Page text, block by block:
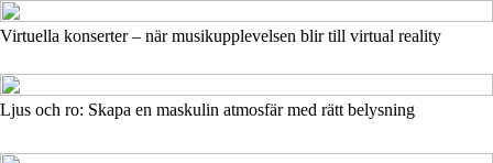
Virtuella konserter – när musikupplevelsen blir till virtual reality
Ljus och ro: Skapa en maskulin atmosfär med rätt belysning